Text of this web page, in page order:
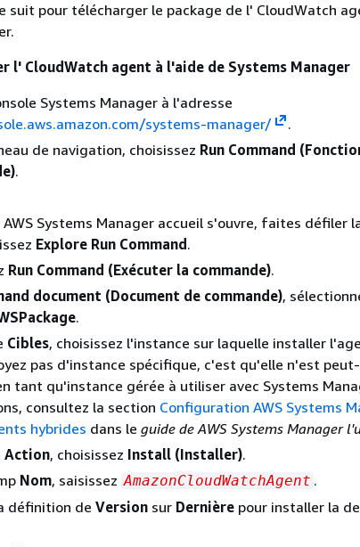
suit pour télécharger le package de l' CloudWatch
l' CloudWatch agent à l'aide de Systems Manager
Systems Manager à l'adresse
systems-manager/
.
de navigation, choisissez Run Command
.
AWS Systems Manager accueil s'ouvre, faites défiler
Explore Run Command .
Run Command (Exécuter la commande).
document (Document de commande),
.
Cibles, choisissez l'instance sur laquelle installer
pas d'instance spécifique, c'est qu'elle n'est
tant qu'instance gérée à utiliser avec Systems
consultez la section Configuration AWS Systems
hybrides dans le guide de AWS Systems Manager
Action, choisissez Install (Installer).
Nom, saisissez AmazonCloudWatchAgent .
définition de Version sur Dernière pour installer la